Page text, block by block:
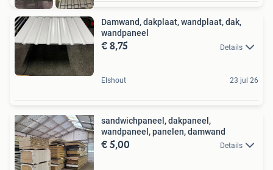
Damwand, dakplaat, wandplaat, dak,
wandpaneel
€ 8,75 Details
Elshout 23 jul 26
sandwichpaneel, dakpaneel,
wandpaneel, panelen, damwand
€ 5,00 Details